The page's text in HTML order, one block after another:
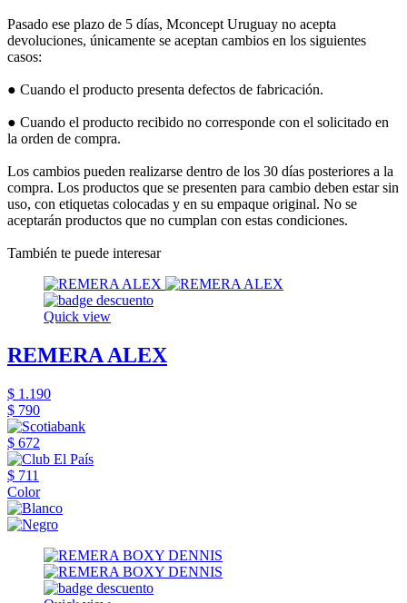
Pasado ese plazo de 5 días, Mconcept Uruguay no acepta
devoluciones, únicamente se aceptan cambios en los siguientes
casos:
● Cuando el producto presenta defectos de fabricación.
● Cuando el producto recibido no corresponde con el solicitado en
la orden de compra.
Los cambios pueden realizarse dentro de los 30 días posteriores a la
compra. Los productos que se presenten para cambio deben estar sin
uso, con etiquetas colocadas y en su empaque original. No se
aceptarán productos que no cumplan con estas condiciones.
También te puede interesar
Quick view
REMERA ALEX
$ 1.190
$ 790
$ 672
$ 711
Color